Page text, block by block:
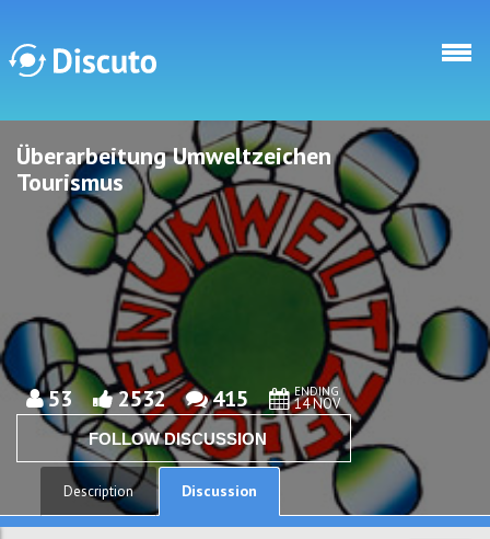
Discuto
Discuto
Überarbeitung Umweltzeichen
Tourismus
53 2532 415 ENDING
14 NOV
FOLLOW DISCUSSION
Description Discussion